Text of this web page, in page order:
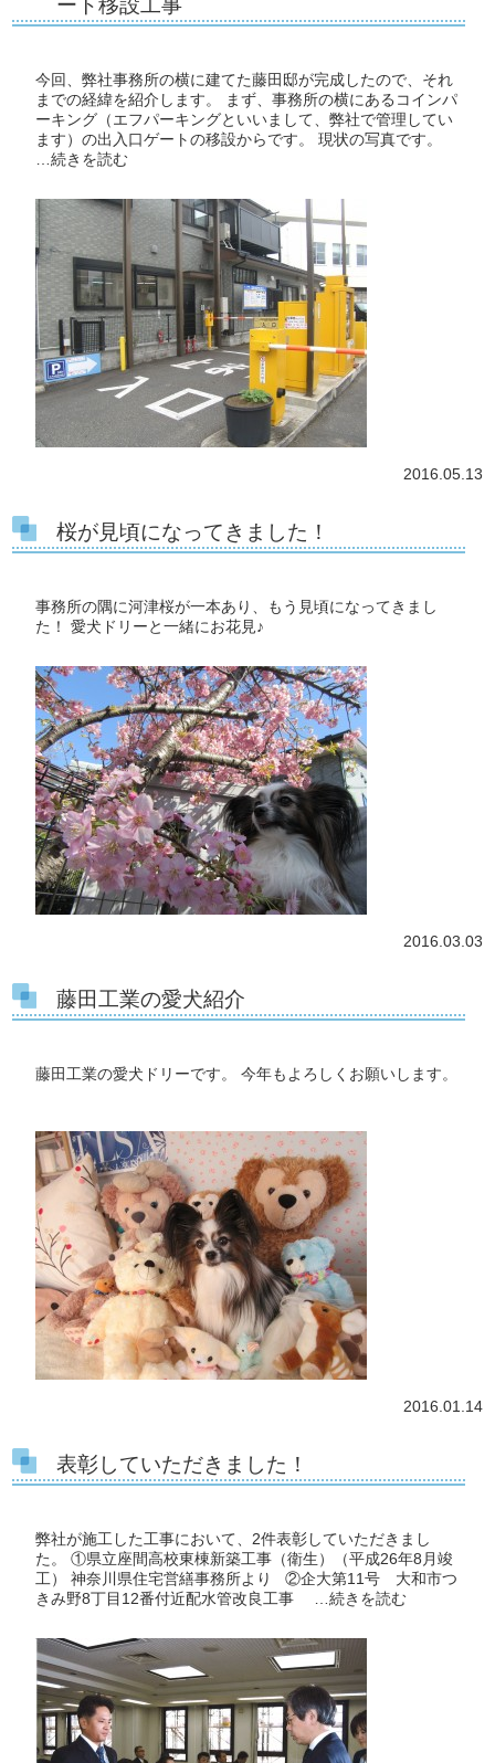
ート移設工事
今回、弊社事務所の横に建てた藤田邸が完成したので、それ
までの経緯を紹介します。 まず、事務所の横にあるコインパ
ーキング（エフパーキングといいまして、弊社で管理してい
ます）の出入口ゲートの移設からです。 現状の写真です。
…続きを読む
2016.05.13
桜が見頃になってきました！
事務所の隅に河津桜が一本あり、もう見頃になってきまし
た！ 愛犬ドリーと一緒にお花見♪
2016.03.03
藤田工業の愛犬紹介
藤田工業の愛犬ドリーです。 今年もよろしくお願いします。
2016.01.14
表彰していただきました！
弊社が施工した工事において、2件表彰していただきまし
た。 ①県立座間高校東棟新築工事（衛生）（平成26年8月竣
工） 神奈川県住宅営繕事務所より ②企大第11号 大和市つ
きみ野8丁目12番付近配水管改良工事 …続きを読む